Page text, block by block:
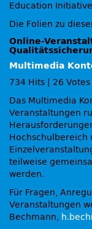
Education Initiative
Die Folien zu
Online-
Multimedia
734 Hits
26 Votes
Das Multimedia
Veranstaltungen
Hochschulbereich
teilweise
werden.
Für Fragen,
Veranstaltungen
Bechmann,